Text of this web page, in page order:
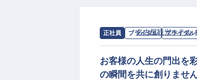
正社員 ブライダル ブライダル
求人情報：名古屋観光ホテル
お客様の人生の門出を
の瞬間を共に創りません